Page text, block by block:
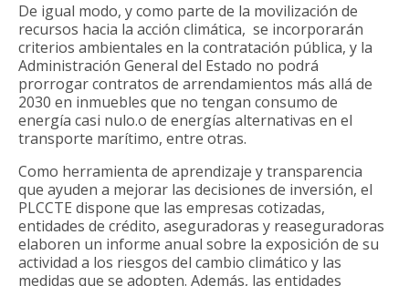
De igual modo, y como parte de la movilización de
recursos hacia la acción climática, se incorporarán
criterios ambientales en la contratación pública, y la
Administración General del Estado no podrá
prorrogar contratos de arrendamientos más allá de
2030 en inmuebles que no tengan consumo de
energía casi nulo.o de energías alternativas en el
transporte marítimo, entre otras.
Como herramienta de aprendizaje y transparencia
que ayuden a mejorar las decisiones de inversión, el
PLCCTE dispone que las empresas cotizadas,
entidades de crédito, aseguradoras y reaseguradoras
elaboren un informe anual sobre la exposición de su
actividad a los riesgos del cambio climático y las
medidas que se adopten. Además, las entidades